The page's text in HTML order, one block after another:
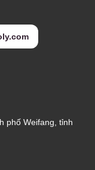
phố Weifang, tỉnh